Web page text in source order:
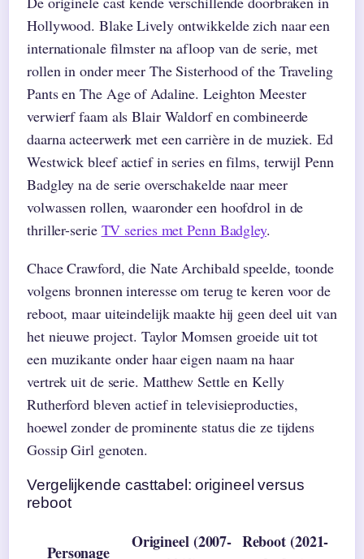
Hollywood. Blake Lively ontwikkelde zich naar een
internationale filmster na afloop van de serie, met
rollen in onder meer The Sisterhood of the Traveling
Pants en The Age of Adaline. Leighton Meester
verwierf faam als Blair Waldorf en combineerde
daarna acteerwerk met een carrière in de muziek. Ed
Westwick bleef actief in series en films, terwijl Penn
Badgley na de serie overschakelde naar meer
volwassen rollen, waaronder een hoofdrol in de
thriller-serie TV series met Penn Badgley.
Chace Crawford, die Nate Archibald speelde, toonde
volgens bronnen interesse om terug te keren voor de
reboot, maar uiteindelijk maakte hij geen deel uit van
het nieuwe project. Taylor Momsen groeide uit tot
een muzikante onder haar eigen naam na haar
vertrek uit de serie. Matthew Settle en Kelly
Rutherford bleven actief in televisieproducties,
hoewel zonder de prominente status die ze tijdens
Gossip Girl genoten.
Vergelijkende casttabel: origineel versus
reboot
Personage
Origineel (2007- Reboot (2021-